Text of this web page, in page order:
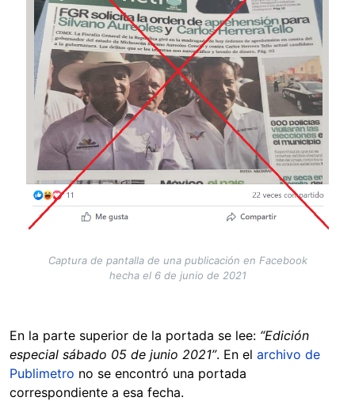
Captura de pantalla de una publicación en Facebook
hecha el 6 de junio de 2021
En la parte superior de la portada se lee: “Edición
especial sábado 05 de junio 2021”. En el archivo de
Publimetro no se encontró una portada
correspondiente a esa fecha.